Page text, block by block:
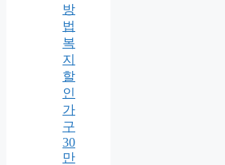
방
법
복
지
할
인
가
구
30
만